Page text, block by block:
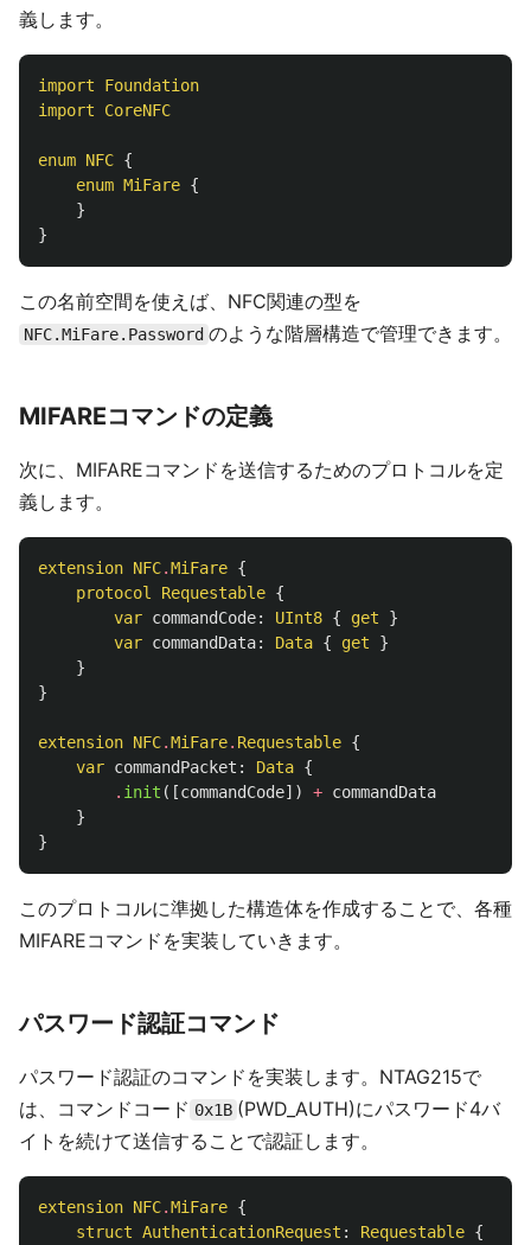
義します。
import
Foundation
import
CoreNFC
enum NFC {
enum MiFare {
}
}
この名前空間を使えば、NFC関連の型を
NFC.MiFare.Password のような階層構造で管理できます。
MIFAREコマンドの定義
次に、MIFAREコマンドを送信するためのプロトコルを定
義します。
extension NFC.MiFare {
protocol
Requestable {
var commandCode: UInt8 { get
}
var commandData: Data { get
}
}
}
extension NFC.MiFare. Requestable {
var commandPacket : Data {
. init ([commandCode]) + commandData
}
}
このプロトコルに準拠した構造体を作成することで、各種
MIFAREコマンドを実装していきます。
パスワード認証コマンド
パスワード認証のコマンドを実装します。NTAG215で
は、コマンドコード 0x1B (PWD_AUTH)にパスワード4バ
イトを続けて送信することで認証します。
extension NFC.MiFare {
struct AuthenticationRequest : Requestable {